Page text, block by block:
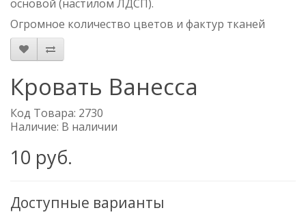
основой (настилом ЛДСП).
Огромное количество цветов и фактур тканей
Кровать Ванесса
Код Товара: 2730
Наличие: В наличии
10 руб.
Доступные варианты